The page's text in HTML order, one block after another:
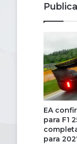
sus
nuevos
EA
para F1
para